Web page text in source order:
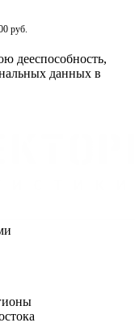
руб.
дееспособность,
данных в